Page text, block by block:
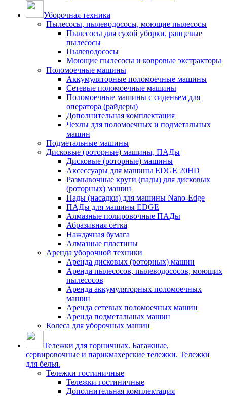
Уборочная техника
Пылесосы, пылеводососы, моющие пылесосы
Пылесосы для сухой уборки, ранцевые
пылесосы
Пылеводососы
Моющие пылесосы и ковровые экстракторы
Поломоечные машины
Аккумуляторные поломоечные машины
Сетевые поломоечные машины
Поломоечные машины с сиденьем для
оператора (райдеры)
Дополнительная комплектация
Чехлы для поломоечных и подметальных
машин
Подметальные машины
Дисковые (роторные) машины, ПАДы
Дисковые (роторные) машины
Аксессуары для машины EDGE 20HD
Размывочные круги (пады) для дисковых
(роторных) машин
Пады (насадки) для машины Nano-Edge
ПАДы для машины EDGE
Алмазные полировочные ПАДы
Абразивная сетка
Наждачная бумага
Алмазные пластины
Аренда уборочной техники
Аренда дисковых (роторных) машин
Аренда пылесосов, пылеводососов, моющих
пылесосов
Аренда аккумуляторных поломоечных
машин
Аренда сетевых поломоечных машин
Аренда подметальных машин
Колеса для уборочных машин
Тележки для горничных. Багажные,
сервировочные и парикмахерские тележки. Тележки
для белья.
Тележки гостиничные
Тележки гостиничные
Дополнительная комплектация